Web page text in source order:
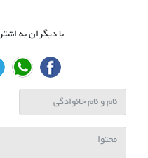
با دیگران به